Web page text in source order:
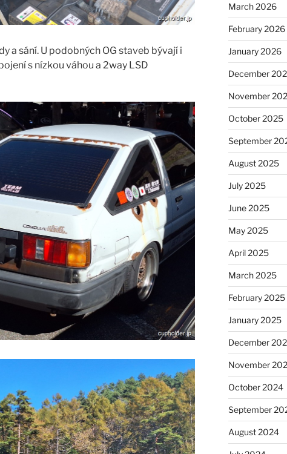
a sání. U podobných OG staveb bývají i
s nízkou váhou a 2way LSD
March 2026
February 2026
January 2026
December
November
October 2025
September
August 2025
July 2025
June 2025
May 2025
April 2025
March 2025
February 2025
January 2025
December
November
October 2024
September
August 2024